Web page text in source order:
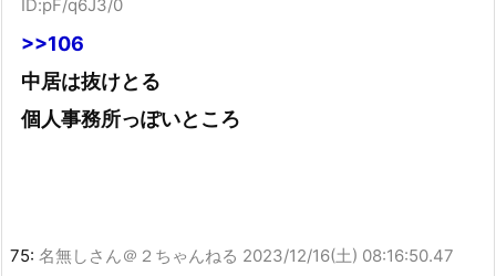
ID:pF/q6J3/0
>>106
中居は抜けとる
個人事務所っぽいところ
75: 名無しさん＠２ちゃんねる 2023/12/16(土) 08:16:50.47